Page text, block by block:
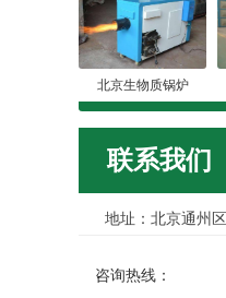
北京生物质锅炉
联系我们
地址：北京通州区
咨询热线：